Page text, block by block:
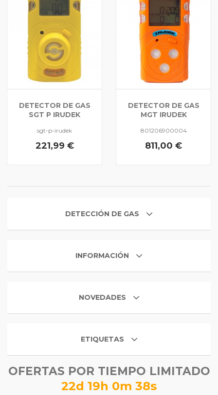
DETECTOR DE GAS
SGT P IRUDEK
sgt-p-irudek
221,99 €
DETECTOR DE GAS
MGT IRUDEK
801206900004
811,00 €
DETECCIÓN DE GAS
INFORMACIÓN
NOVEDADES
ETIQUETAS
OFERTAS POR TIEMPO LIMITADO
22d 19h 0m 38s